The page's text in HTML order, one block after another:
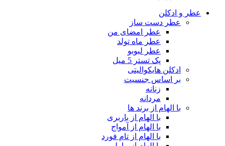
عطر و ادکلن
عطر دست ساز
عطر امضای من
عطر ماه تولد
عطر لبوبو
پک تستر 5 میل
ادکلن هایکوالیتی
بر اساس جنسیت
زنانه
مردانه
با الهام از برند ها
با الهام از باربری
با الهام از آمواج
با الهام از تام فورد